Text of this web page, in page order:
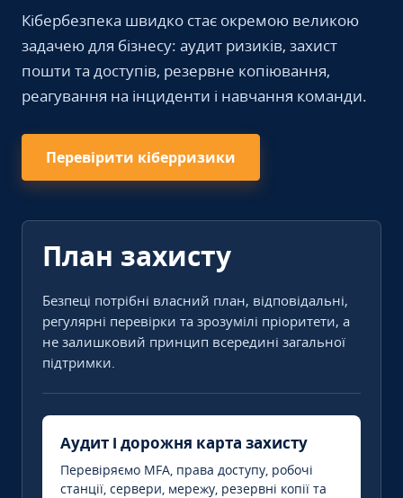
Кібербезпека швидко стає окремою великою
задачею для бізнесу: аудит ризиків, захист
пошти та доступів, резервне копіювання,
реагування на інциденти і навчання команди.
Перевірити кіберризики
План захисту
Безпеці потрібні власний план, відповідальні,
регулярні перевірки та зрозумілі пріоритети, а
не залишковий принцип всередині загальної
підтримки.
Аудит і дорожня карта захисту
Перевіряємо MFA, права доступу, робочі
станції, сервери, мережу, резервні копії та